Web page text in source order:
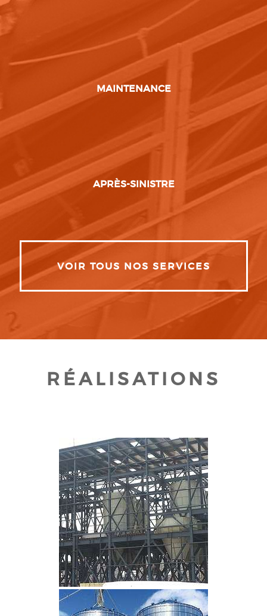
MAINTENANCE
APRÈS-SINISTRE
VOIR TOUS NOS SERVICES
RÉALISATIONS
CLIQUEZ POUR AGRANDIR